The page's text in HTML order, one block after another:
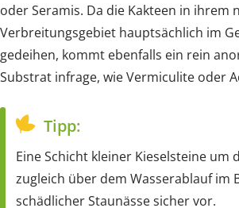
oder Seramis. Da die Kakteen in ihrem
Verbreitungsgebiet hauptsächlich im
gedeihen, kommt ebenfalls ein rein
Substrat infrage, wie Vermiculite oder
Tipp:
Eine Schicht kleiner Kieselsteine um
zugleich über dem Wasserablauf im
schädlicher Staunässe sicher vor.